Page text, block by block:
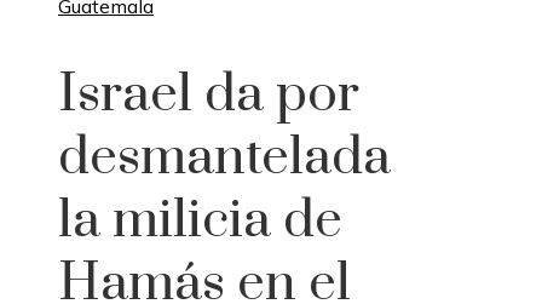
Guatemala
Israel da por
desmantelada
la milicia de
Hamás en el